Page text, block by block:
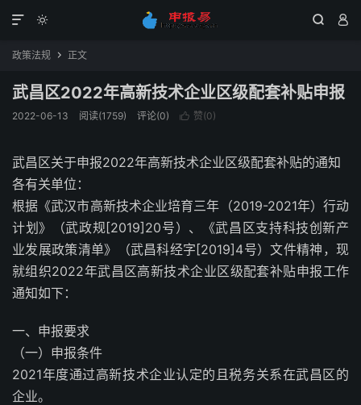
  

政策法规  正文
武昌区2022年高新技术企业区级配套补贴申报
2022-06-13 阅读(1759) 评论(0)  赞(0)
武昌区关于申报2022年高新技术企业区级配套补贴的通知
各有关单位：
根据《武汉市高新技术企业培育三年（2019-2021年）行动
计划》（武政规[2019]20号）、《武昌区支持科技创新产
业发展政策清单》（武昌科经字[2019]4号）文件精神，现
就组织2022年武昌区高新技术企业区级配套补贴申报工作
通知如下：
一、申报要求
（一）申报条件
2021年度通过高新技术企业认定的且税务关系在武昌区的
企业。